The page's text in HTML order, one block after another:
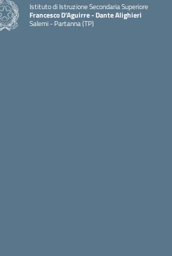
Istituto di Istruzione Secondaria Superiore
Francesco D'Aguirre - Dante Alighieri
Salemi - Partanna (TP)